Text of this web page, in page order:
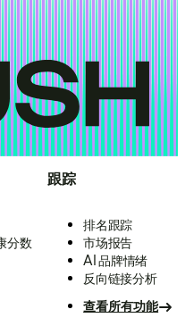
分数
跟踪
排名跟踪
市场报告
AI 品牌情绪
反向链接分析
查看所有功能